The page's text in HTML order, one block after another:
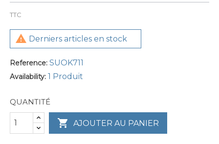
TTC
 Derniers articles en stock
Reference: SUOK711
Availability: 1 Produit
QUANTITÉ
 AJOUTER AU PANIER